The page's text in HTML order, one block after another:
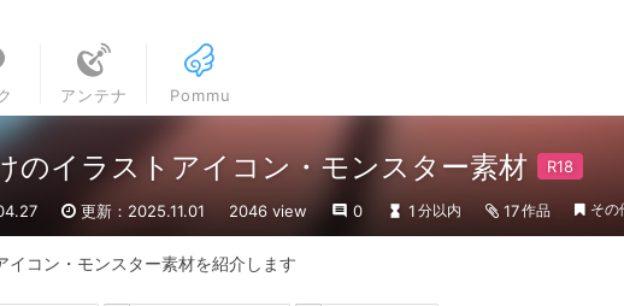
アンテナ Pommu
のイラストアイコン・モンスター素材
更新：2025.11.01 2046 view 0 1 分以内 17作品 その
イコン・モンスター素材を紹介します